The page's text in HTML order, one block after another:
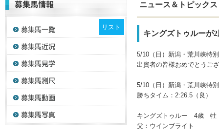
リスト
ニュース＆トピックス
キングズトゥルーが
5/10（日）新潟・荒川峡特
出資者の皆様おめでとうご
5/10（日）新潟・荒川峡特
勝ちタイム：2:26.5（良）
キングズトゥルー 4歳 牡
父：ウインブライト